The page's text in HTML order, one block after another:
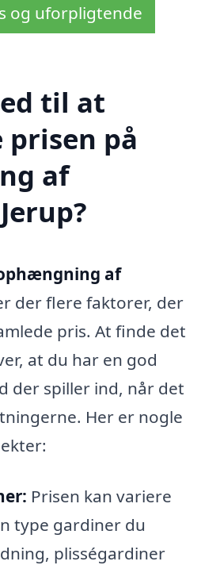
og uforpligtende
til at
prisen på
af
af
der flere faktorer, der
pris. At finde det
at du har en god
der spiller ind, når det
Her er nogle
Prisen kan variere
type gardiner du
plisségardiner